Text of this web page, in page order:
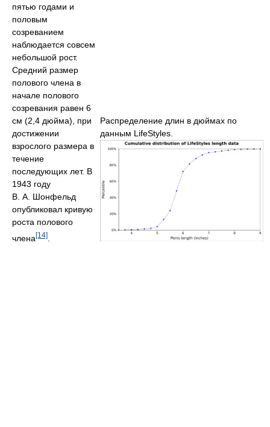
Распределение длин в дюймах по
данным LifeStyles.
пятью годами и
половым
созреванием
наблюдается совсем
небольшой рост.
Средний размер
полового члена в
начале полового
созревания равен 6
см (2,4 дюйма), при
достижении
взрослого размера в
течение
последующих лет. В
1943 году
В. А. Шонфельд
опубликовал кривую
роста полового
члена [14]